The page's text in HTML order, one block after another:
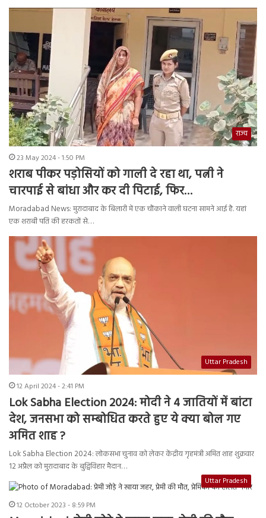
राज्य
23 May 2024 - 1:50 PM
शराब पीकर पड़ोसियों को गाली दे रहा था, पत्नी ने
चारपाई से बांधा और कर दी पिटाई, फिर…
Moradabad News: मुरादाबाद के बिलारी में एक चौंकाने वाली घटना सामने आई है. यहां
एक शराबी पति की हरकतों से…
Uttar Pradesh
12 April 2024 - 2:41 PM
Lok Sabha Election 2024: मोदी ने 4 जातियों में बांटा
देश, जनसभा को सम्बोधित करते हुए ये क्या बोल गए
अमित शाह ?
Lok Sabha Election 2024: लोकसभा चुनाव को लेकर केंद्रीय गृहमंत्री अमित शाह शुक्रवार
12 अप्रैल को मुरादाबाद के बुद्विविहार मैदान…
Uttar Pradesh
12 October 2023 - 8:59 PM